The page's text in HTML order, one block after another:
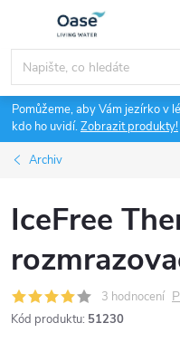
obsah
Pomůžeme, aby Vám jezírko v
kdo ho uvidí.Zobrazit produkty!
Archiv
IceFree
3 hodnocení
Kód produktu: 51230